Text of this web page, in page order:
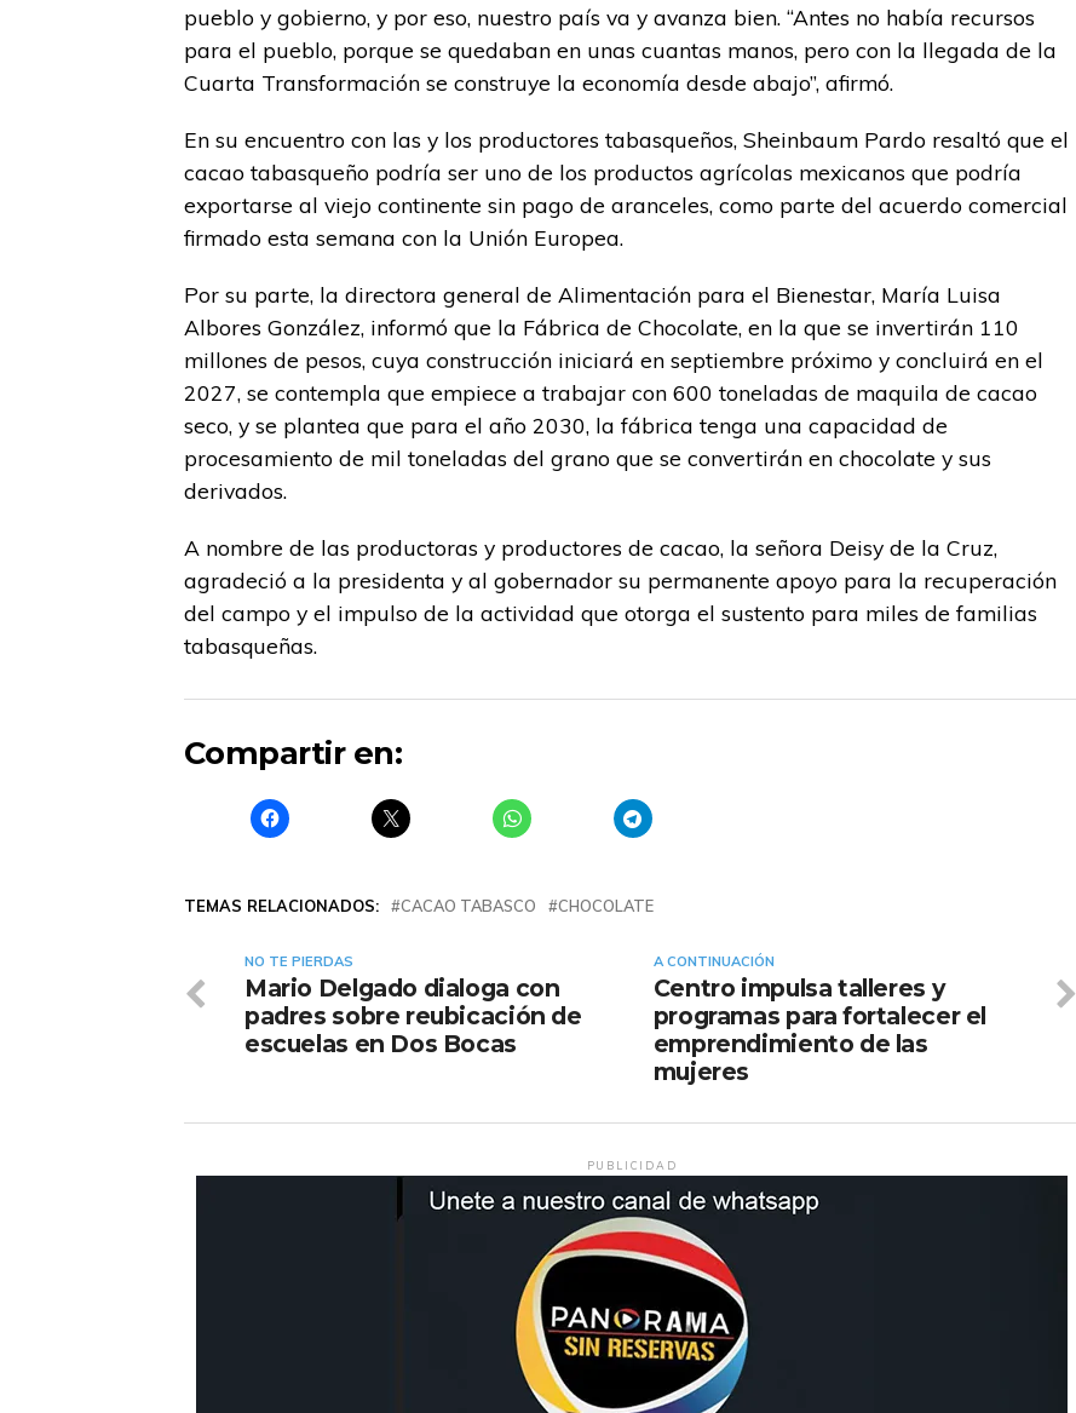
pueblo y gobierno, y por eso, nuestro país va y avanza bien. “Antes no había recursos
para el pueblo, porque se quedaban en unas cuantas manos, pero con la llegada de la
Cuarta Transformación se construye la economía desde abajo”, afirmó.
En su encuentro con las y los productores tabasqueños, Sheinbaum Pardo resaltó que el
cacao tabasqueño podría ser uno de los productos agrícolas mexicanos que podría
exportarse al viejo continente sin pago de aranceles, como parte del acuerdo comercial
firmado esta semana con la Unión Europea.
Por su parte, la directora general de Alimentación para el Bienestar, María Luisa
Albores González, informó que la Fábrica de Chocolate, en la que se invertirán 110
millones de pesos, cuya construcción iniciará en septiembre próximo y concluirá en el
2027, se contempla que empiece a trabajar con 600 toneladas de maquila de cacao
seco, y se plantea que para el año 2030, la fábrica tenga una capacidad de
procesamiento de mil toneladas del grano que se convertirán en chocolate y sus
derivados.
A nombre de las productoras y productores de cacao, la señora Deisy de la Cruz,
agradeció a la presidenta y al gobernador su permanente apoyo para la recuperación
del campo y el impulso de la actividad que otorga el sustento para miles de familias
tabasqueñas.
Compartir en:
TEMAS RELACIONADOS: CACAO TABASCO CHOCOLATE
A CONTINUACIÓN
Centro impulsa talleres y
programas para fortalecer el
emprendimiento de las
mujeres
NO TE PIERDAS
Mario Delgado dialoga con
padres sobre reubicación de
escuelas en Dos Bocas
PUBLICIDAD